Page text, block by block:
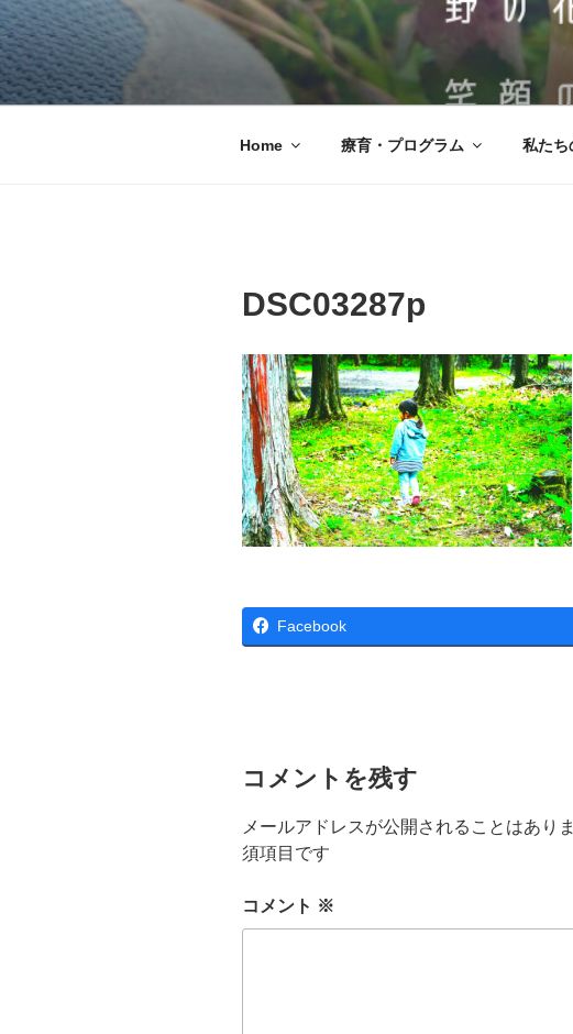
コ
ン
テ
ン
児童発達支援・
発達に凸凹のある子どもたちが、野の花
達支援・放課後等デイサービス ののはな
Home 療育・プログラム 私たち
DSC03287p
Facebook
コメントを残す
メールアドレスが公開されることはありま
須項目です
コメント ※